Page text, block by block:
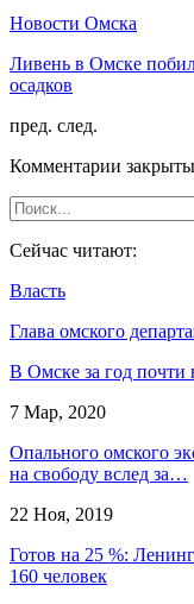
Новости Омска
Ливень в Омске
осадков
пред. след.
Комментарии
Сейчас читают:
Власть
Глава омского
В Омске за год почти
7 Мар, 2020
Опального омского
на свободу вслед за…
22 Ноя, 2019
Готов на 25 %:
160 человек